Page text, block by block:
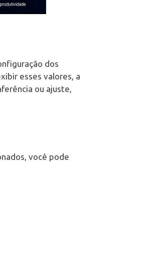
dos
esses valores, a
ou ajuste,
você pode